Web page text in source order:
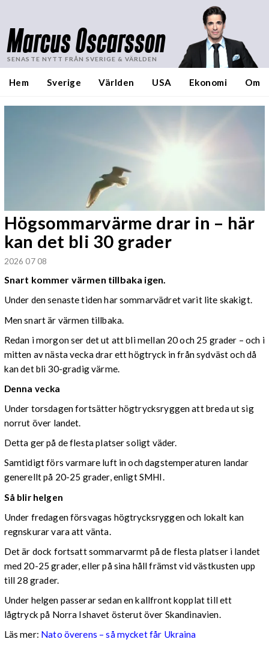
Marcus Oscarsson
SENASTE NYTT FRÅN SVERIGE & VÄRLDEN
Hem Sverige Världen USA Ekonomi Om
Högsommarvärme drar in – här
kan det bli 30 grader
2026 07 08
Snart kommer värmen tillbaka igen.
Under den senaste tiden har sommarvädret varit lite skakigt.
Men snart är värmen tillbaka.
Redan i morgon ser det ut att bli mellan 20 och 25 grader – och i
mitten av nästa vecka drar ett högtryck in från sydväst och då
kan det bli 30-gradig värme.
Denna vecka
Under torsdagen fortsätter högtrycksryggen att breda ut sig
norrut över landet.
Detta ger på de flesta platser soligt väder.
Samtidigt förs varmare luft in och dagstemperaturen landar
generellt på 20-25 grader, enligt SMHI.
Så blir helgen
Under fredagen försvagas högtrycksryggen och lokalt kan
regnskurar vara att vänta.
Det är dock fortsatt sommarvarmt på de flesta platser i landet
med 20-25 grader, eller på sina håll främst vid västkusten upp
till 28 grader.
Under helgen passerar sedan en kallfront kopplat till ett
lågtryck på Norra Ishavet österut över Skandinavien.
Läs mer: Nato överens – så mycket får Ukraina